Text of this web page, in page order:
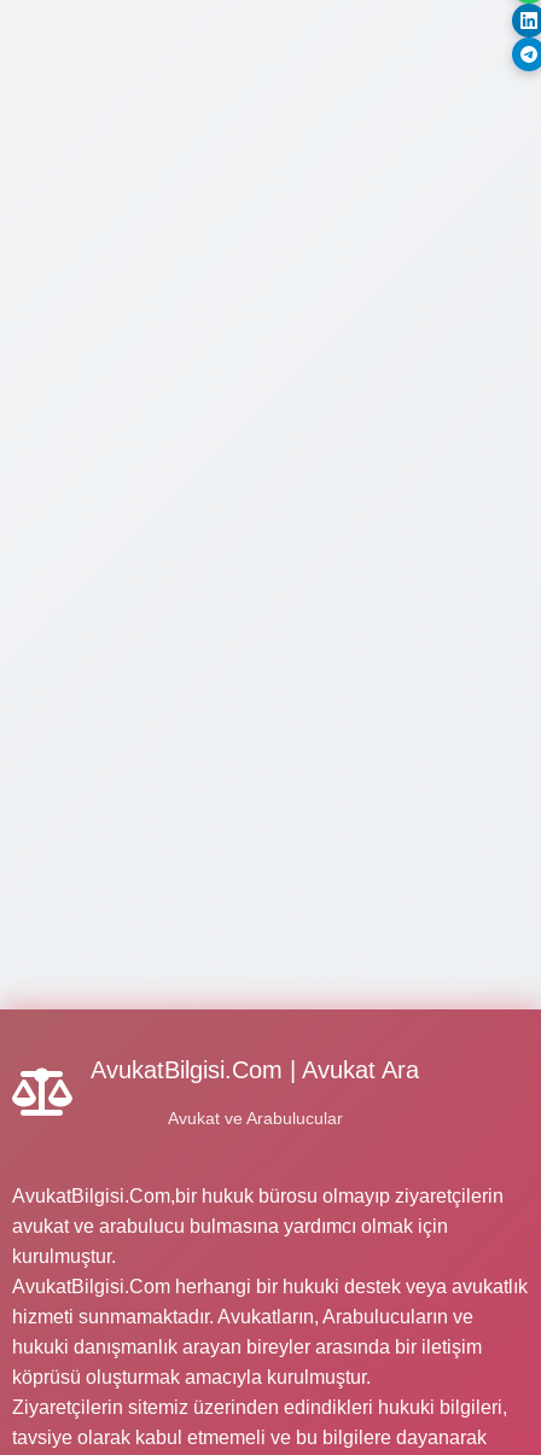
AvukatBilgisi.Com | Avukat Ara
Avukat ve Arabulucular
AvukatBilgisi.Com,bir hukuk bürosu olmayıp ziyaretçilerin
avukat ve arabulucu bulmasına yardımcı olmak için
kurulmuştur.
AvukatBilgisi.Com herhangi bir hukuki destek veya avukatlık
hizmeti sunmamaktadır. Avukatların, Arabulucuların ve
hukuki danışmanlık arayan bireyler arasında bir iletişim
köprüsü oluşturmak amacıyla kurulmuştur.
Ziyaretçilerin sitemiz üzerinden edindikleri hukuki bilgileri,
tavsiye olarak kabul etmemeli ve bu bilgilere dayanarak